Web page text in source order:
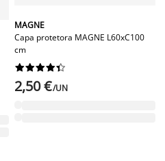
MAGNE
Capa protetora MAGNE L60xC100
cm






2,50 €/UN